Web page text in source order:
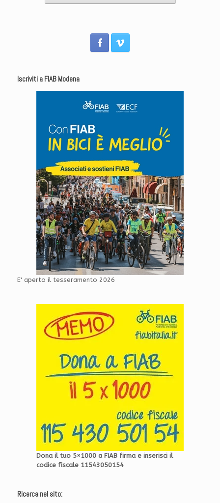
Iscriviti a FIAB Modena
E' aperto il tesseramento 2026
Dona il tuo 5×1000 a FIAB firma e inserisci il
codice fiscale 11543050154
Ricerca nel sito: